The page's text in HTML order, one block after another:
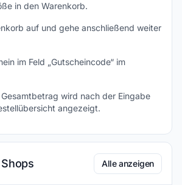
in den Warenkorb.
auf und gehe anschließend weiter
im Feld „Gutscheincode“ im
wird nach der Eingabe
angezeigt.
Alle anzeigen